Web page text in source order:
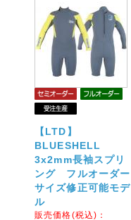
【LTD】
BLUESHELL
3x2mm長袖スプリ
ング フルオーダー
サイズ修正可能モデ
ル
販売価格(税込)：